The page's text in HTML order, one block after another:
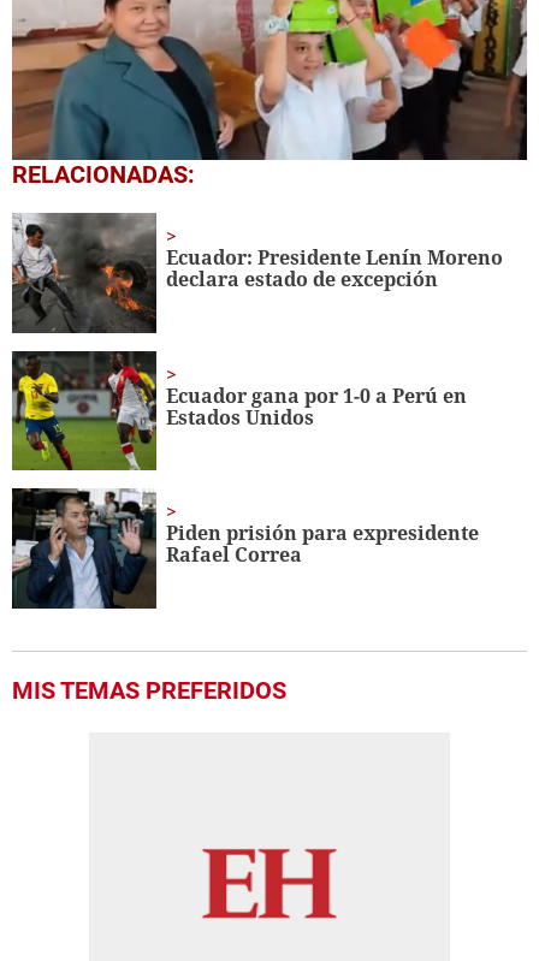
0
of
minute,
56
seconds
RELACIONADAS:
Ecuador: Presidente Lenín Moreno
declara estado de excepción
Ecuador gana por 1-0 a Perú en
Estados Unidos
Piden prisión para expresidente
Rafael Correa
MIS TEMAS PREFERIDOS